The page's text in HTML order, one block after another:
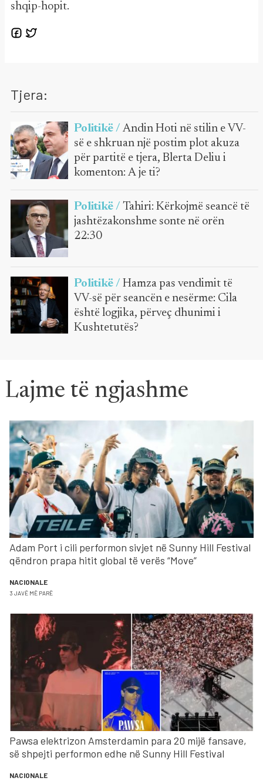
shqip-hopit.
Tjera:
Politikë / Andin Hoti në stilin e VV-
së e shkruan një postim plot akuza
për partitë e tjera, Blerta Deliu i
komenton: A je ti?
Politikë / Tahiri: Kërkojmë seancë të
jashtëzakonshme sonte në orën
22:30
Politikë / Hamza pas vendimit të
VV-së për seancën e nesërme: Cila
është logjika, përveç dhunimi i
Kushtetutës?
Lajme të ngjashme
Adam Port i cili performon sivjet në Sunny Hill Festival
qëndron prapa hitit global të verës “Move”
NACIONALE
3 JAVË MË PARË
Pawsa elektrizon Amsterdamin para 20 mijë fansave,
së shpejti performon edhe në Sunny Hill Festival
NACIONALE